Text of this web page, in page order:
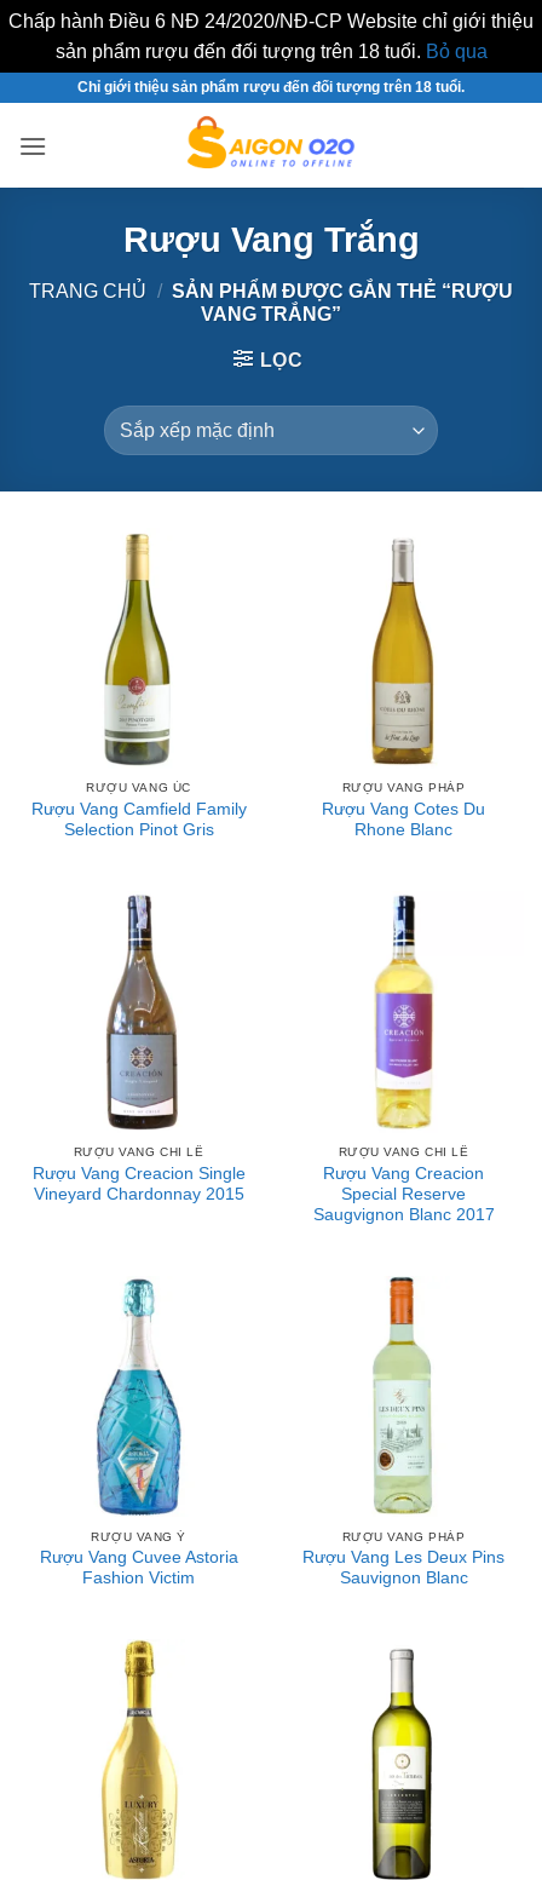
Chấp hành Điều 6 NĐ 24/2020/NĐ-CP Website chỉ giới thiệu
sản phẩm rượu đến đối tượng trên 18 tuổi. Bỏ qua
nội
Chỉ giới thiệu sản phẩm rượu đến đối tượng trên 18 tuổi.
Rượu Vang Trắng
TRANG CHỦ / SẢN PHẨM ĐƯỢC GẮN THẺ “RƯỢU
VANG TRẮNG”
LỌC
RƯỢU VANG ÚC
Rượu Vang Camfield Family
Selection Pinot Gris
RƯỢU VANG PHÁP
Rượu Vang Cotes Du
Rhone Blanc
RƯỢU VANG CHI LÊ
Rượu Vang Creacion Single
Vineyard Chardonnay 2015
RƯỢU VANG CHI LÊ
Rượu Vang Creacion
Special Reserve
Saugvignon Blanc 2017
RƯỢU VANG Ý
Rượu Vang Cuvee Astoria
Fashion Victim
RƯỢU VANG PHÁP
Rượu Vang Les Deux Pins
Sauvignon Blanc